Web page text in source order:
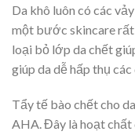
Da khô luôn có các
một bước skincare rất
loại bỏ lớp da chết
giúp da dễ hấp thụ
Tẩy tế bào chết cho
AHA. Đây là hoạt chất